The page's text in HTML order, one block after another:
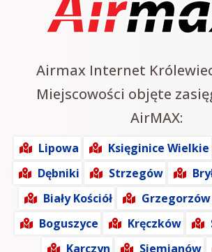
Airmax Internet
Miejscowości objęte
AirMAX:
Lipowa Księginice Wielkie
Dębniki
Strzegów
Biały Kościół
Grzegorzów
Boguszyce
Kręczków
Karczyn
Siemianów